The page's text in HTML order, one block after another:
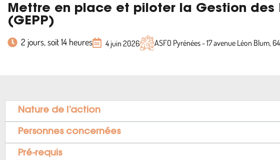
Mettre en place et piloter la Gestion des
(GEPP)
2 jours, soit 14 heures 4 juin 2026 ASFO Pyrénées - 17 avenue Léon Blum,
Nature de l’action
Personnes concernées
Pré-requis